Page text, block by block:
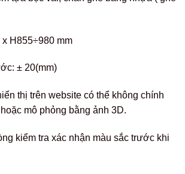
x H855÷980 mm
± 20(mm)
thị trên website có thể không chính
mô phỏng bằng ảnh 3D.
kiểm tra xác nhận màu sắc trước khi